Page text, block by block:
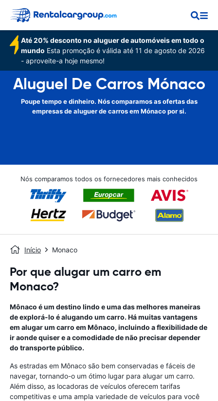
Até 20% desconto no aluguer de automóveis em todo o
mundo Esta promoção é válida até 11 de agosto de 2026
- aproveite-a hoje mesmo!
Aluguel De Carros Mónaco
Poupe tempo e dinheiro. Nós comparamos as ofertas das
empresas de aluguer de carros em Mónaco por si.
Nós comparamos todos os fornecedores mais conhecidos
Início Monaco
Por que alugar um carro em
Monaco?
Mônaco é um destino lindo e uma das melhores maneiras
de explorá-lo é alugando um carro. Há muitas vantagens
em alugar um carro em Mônaco, incluindo a flexibilidade de
ir aonde quiser e a comodidade de não precisar depender
do transporte público.
As estradas em Mônaco são bem conservadas e fáceis de
navegar, tornando-o um ótimo lugar para alugar um carro.
Além disso, as locadoras de veículos oferecem tarifas
competitivas e uma ampla variedade de veículos para você